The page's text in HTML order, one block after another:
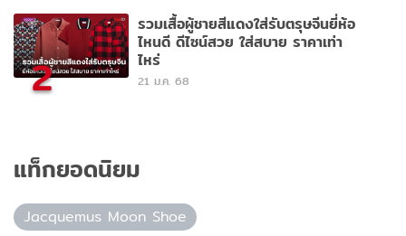
2
รวมเสื้อผู้ชายสีแดงใส่รับตรุษจีนยี่ห้อ
ไหนดี ดีไซน์สวย ใส่สบาย ราคาเท่า
ไหร่
21 ม.ค. 68
แท็กยอดนิยม
Jacquemus Moon Shoe